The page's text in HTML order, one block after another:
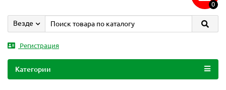
0
Везде
Регистрация
Категории